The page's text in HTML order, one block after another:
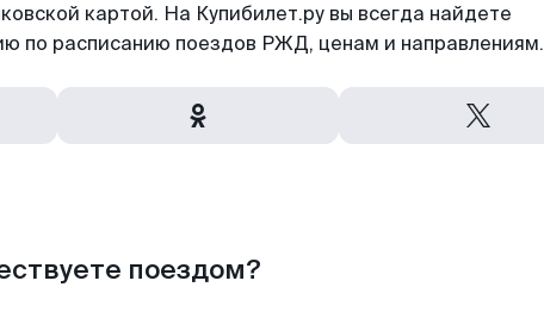
картой. На Купибилет.ру вы всегда найдете
по расписанию поездов РЖД, ценам и направлениям.
поездом?